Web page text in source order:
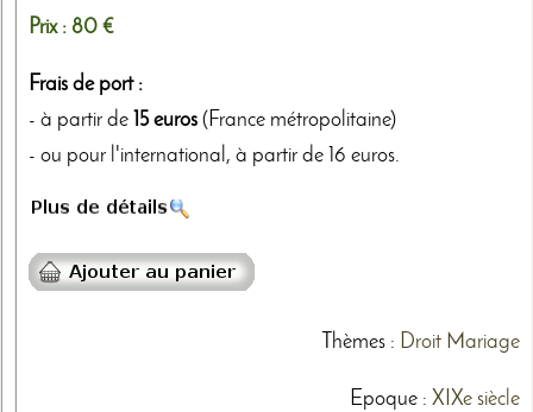
Prix : 80 €
Frais de port :
- à partir de 15 euros (France métropolitaine)
- ou pour l'international, à partir de 16 euros.
Thèmes: Droit Mariage
Epoque : XIXe siècle